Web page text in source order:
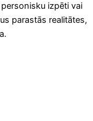
izpēti vai
parastās realitātes,